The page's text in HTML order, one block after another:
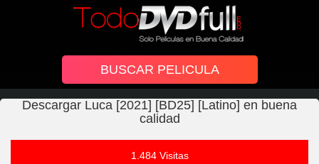
Descargar Luca [2021] [BD25] [Latino] en buena
calidad
1.484 Visitas